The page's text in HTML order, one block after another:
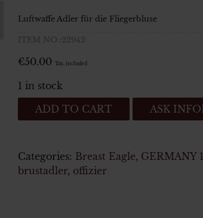
Luftwaffe Adler für die Fliegerbluse
ITEM NO.:22942
€50.00 Tax. included
1 in stock
Luftwaffe
Adler
Fliegerbluse
quantity
ADD TO CART ASK
Categories: Breast Eagle, GERMANY
brustadler, offizier